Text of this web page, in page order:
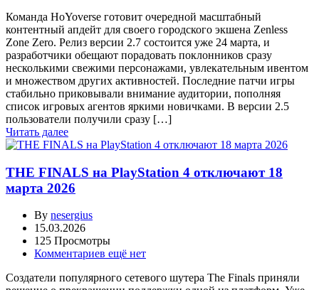
Команда HoYoverse готовит очередной масштабный
контентный апдейт для своего городского экшена Zenless
Zone Zero. Релиз версии 2.7 состоится уже 24 марта, и
разработчики обещают порадовать поклонников сразу
несколькими свежими персонажами, увлекательным ивентом
и множеством других активностей. Последние патчи игры
стабильно приковывали внимание аудитории, пополняя
список игровых агентов яркими новичками. В версии 2.5
пользователи получили сразу […]
Читать далее
THE FINALS на PlayStation 4 отключают 18
марта 2026
By nesergius
15.03.2026
125 Просмотры
Комментариев ещё нет
Создатели популярного сетевого шутера The Finals приняли